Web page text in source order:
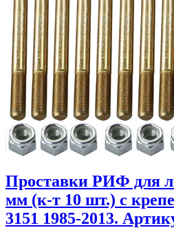
Проставки РИФ для
мм (к-т 10 шт.) с
3151 1985-2013.